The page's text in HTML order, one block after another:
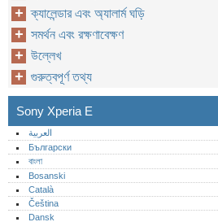
ক্যালেন্ডার এবং অ্যালার্ম ঘড়ি
সমর্থন এবং রক্ষণাবেক্ষণ
উল্লেখ
গুরুত্বপূর্ণ তথ্য
Sony Xperia E
العربية
Български
বাংলা
Bosanski
Català
Čeština
Dansk